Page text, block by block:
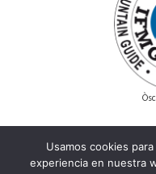
Links
Usamos cookies
experiencia en nuestra